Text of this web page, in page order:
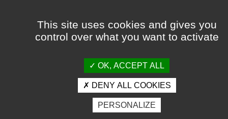
Crédits et mentions légales
Espace presse
Photothèque
This site uses cookies and gives you
control over what you want to activate
OK, ACCEPT ALL
DENY ALL COOKIES
PERSONALIZE